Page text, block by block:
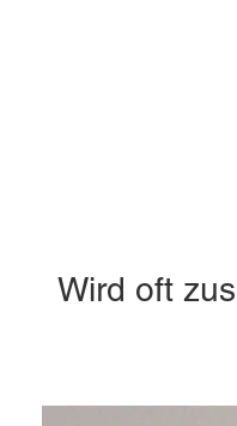
Wird oft